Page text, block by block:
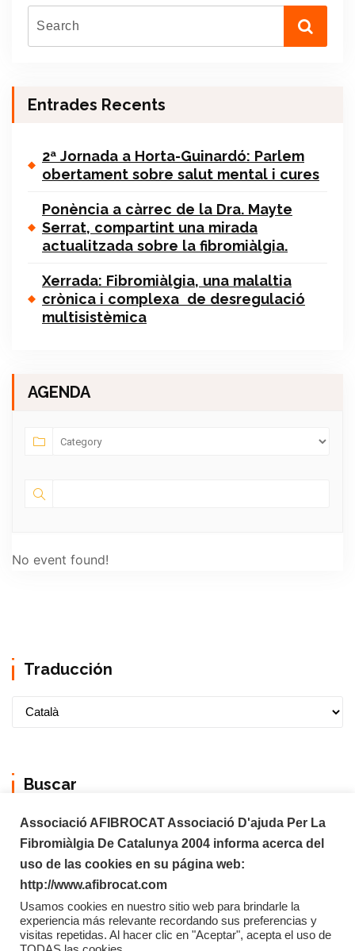
Entrades Recents
2ª Jornada a Horta-Guinardó: Parlem
obertament sobre salut mental i cures
Ponència a càrrec de la Dra. Mayte
Serrat, compartint una mirada
actualitzada sobre la fibromiàlgia.
Xerrada: Fibromiàlgia, una malaltia
crònica i complexa de desregulació
multisistèmica
AGENDA
No event found!
Traducción
Buscar
Associació AFIBROCAT Associació D'ajuda Per La
Fibromiàlgia De Catalunya 2004 informa acerca del
uso de las cookies en su página web:
http://www.afibrocat.com
Usamos cookies en nuestro sitio web para brindarle la
experiencia más relevante recordando sus preferencias y
visitas repetidas. Al hacer clic en "Aceptar", acepta el uso de